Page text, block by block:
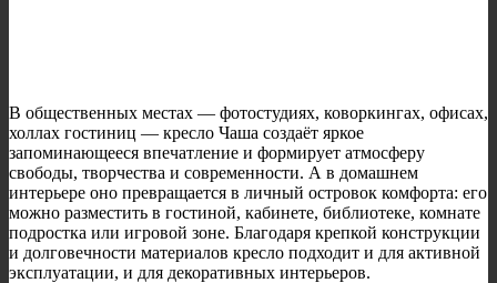
В общественных местах — фотостудиях, коворкингах, офисах,
холлах гостиниц — кресло Чаша создаёт яркое
запоминающееся впечатление и формирует атмосферу
свободы, творчества и современности. А в домашнем
интерьере оно превращается в личный островок комфорта: его
можно разместить в гостиной, кабинете, библиотеке, комнате
подростка или игровой зоне. Благодаря крепкой конструкции
и долговечности материалов кресло подходит и для активной
эксплуатации, и для декоративных интерьеров.